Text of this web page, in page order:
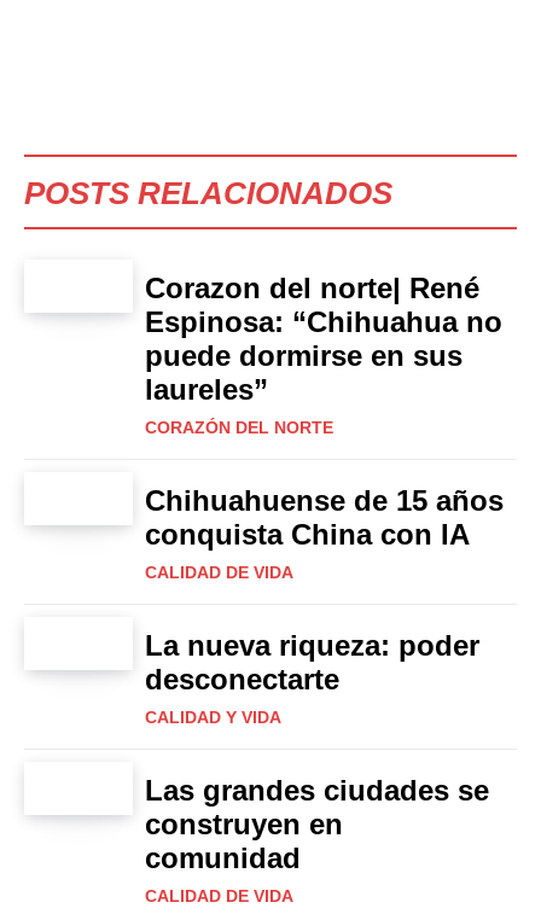
POSTS RELACIONADOS
Corazon del norte| René
Espinosa: “Chihuahua no
puede dormirse en sus
laureles”
CORAZÓN DEL NORTE
Chihuahuense de 15 años
conquista China con IA
CALIDAD DE VIDA
La nueva riqueza: poder
desconectarte
CALIDAD Y VIDA
Las grandes ciudades se
construyen en
comunidad
CALIDAD DE VIDA